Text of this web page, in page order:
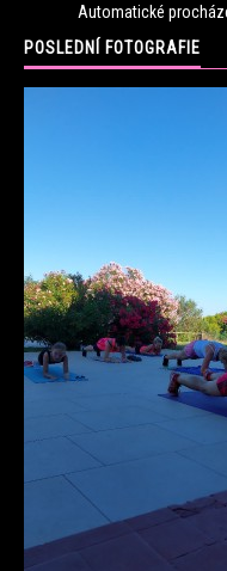
CENÍK
ONLINE LEKCE CVIČENÍ
Automatické
POSLEDNÍ FOTOGRAFIE